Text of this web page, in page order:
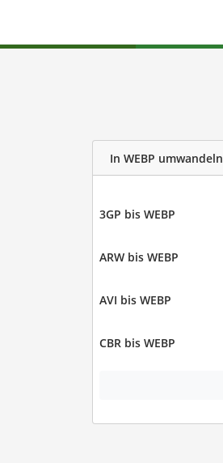
In WEBP umwandeln
3GP bis WEBP
ARW bis WEBP
AVI bis WEBP
CBR bis WEBP